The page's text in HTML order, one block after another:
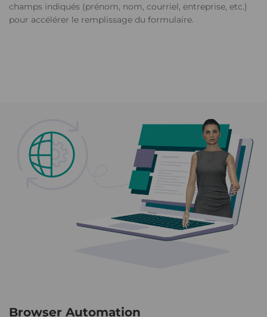
champs indiqués (prénom, nom, courriel, entreprise, etc.)
pour accélérer le remplissage du formulaire.
Browser Automation